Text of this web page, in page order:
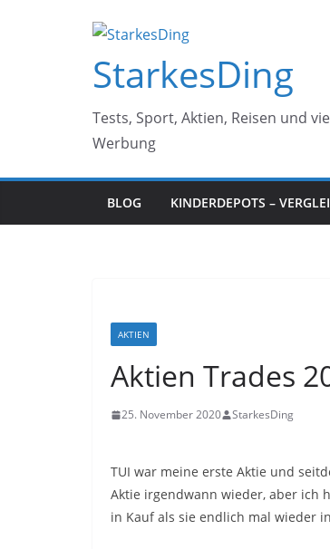
StarkesDing
Tests, Sport, Aktien, Reisen und
Werbung
BLOG KINDERDEPOTS –
AKTIEN
Aktien Trades
25. November 2020 StarkesDing
TUI war meine erste Aktie und
Aktie irgendwann wieder, aber ich
in Kauf als sie endlich mal wieder